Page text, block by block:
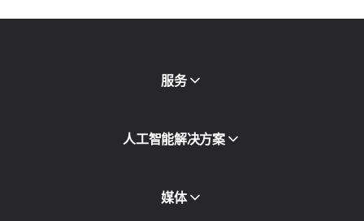
服务
移动代理
住宅代理
代理目录
人工智能解决方案
媒体